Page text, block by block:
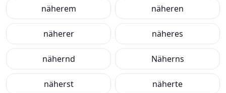
näherem näheren
näherer näheres
nähernd Näherns
näherst näherte